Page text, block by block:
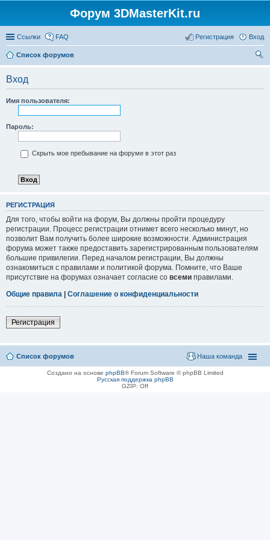
Форум 3DMasterKit.ru
Ссылки FAQ Вход
Регистрация
Список форумов
Вход
Имя пользователя:
Пароль:
Скрыть мое пребывание на форуме в этот раз
РЕГИСТРАЦИЯ
Для того, чтобы войти на форум, Вы должны пройти процедуру
регистрации. Процесс регистрации отнимет всего несколько минут, но
позволит Вам получить более широкие возможности. Администрация
форума может также предоставить зарегистрированным пользователям
большие привилегии. Перед началом регистрации, Вы должны
ознакомиться с правилами и политикой форума. Помните, что Ваше
присутствие на форумах означает согласие со всеми правилами.
Общие правила | Соглашение о конфиденциальности
Регистрация
Список форумов Наша команда
Создано на основе phpBB® Forum Software © phpBB Limited
Русская поддержка phpBB
GZIP: Off